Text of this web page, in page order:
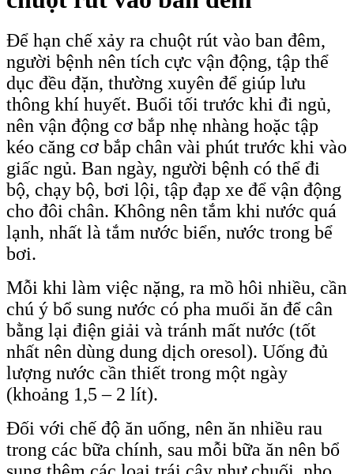
Để hạn chế xảy ra chuột rút vào ban đêm,
người bệnh nên tích cực vận động, tập thể
dục đều đặn, thường xuyên để giúp lưu
thông khí huyết. Buổi tối trước khi đi ngủ,
nên vận động cơ bắp nhẹ nhàng hoặc tập
kéo căng cơ bắp chân vài phút trước khi vào
giấc ngủ. Ban ngày, người bệnh có thể đi
bộ, chạy bộ, bơi lội, tập đạp xe để vận động
cho đôi chân. Không nên tắm khi nước quá
lạnh, nhất là tắm nước biển, nước trong bể
bơi.
Mỗi khi làm việc nặng, ra mồ hôi nhiều, cần
chú ý bổ sung nước có pha muối ăn để cân
bằng lại điện giải và tránh mất nước (tốt
nhất nên dùng dung dịch oresol). Uống đủ
lượng nước cần thiết trong một ngày
(khoảng 1,5 – 2 lít).
Đối với chế độ ăn uống, nên ăn nhiều rau
trong các bữa chính, sau mỗi bữa ăn nên bổ